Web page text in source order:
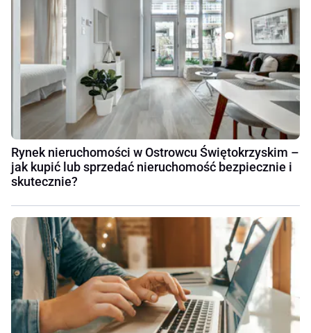
Rynek nieruchomości w Ostrowcu Świętokrzyskim –
jak kupić lub sprzedać nieruchomość bezpiecznie i
skutecznie?